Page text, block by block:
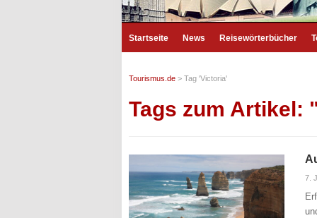
Startseite News Reisewörterbücher
Tourismus.de > Tag 'Victoria'
Tags zum Artikel:
7.